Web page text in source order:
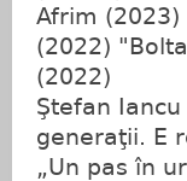
Afrim (2023)
(2022)
(2022)
Ştefan
generaţii. E
„Un pas în